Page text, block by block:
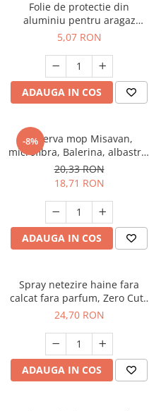
Folie de protectie din
aluminiu pentru aragaz
Ropack, 50 x 60 cm
5,07 RON
ADAUGA IN COS
-8%
Rezerva mop Misavan,
microfibra, Balerina, albastru,
rosu, verde. - 12103
20,33 RON
18,71 RON
ADAUGA IN COS
Spray netezire haine fara
calcat fara parfum, Zero Cute
Misavan, 500 ml, 90044243
24,70 RON
ADAUGA IN COS